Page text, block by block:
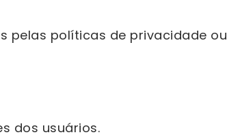
pelas políticas de privacidade ou
dos usuários.